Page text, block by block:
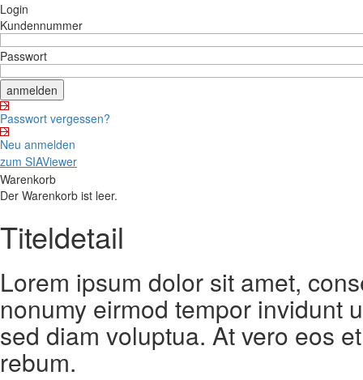
Login
Kundennummer
Passwort
Passwort vergessen?
Neu anmelden
zum SIAViewer
Warenkorb
Der Warenkorb ist leer.
Titeldetail
Lorem ipsum dolor sit amet,
nonumy eirmod tempor invidunt
sed diam voluptua. At vero eos
rebum.